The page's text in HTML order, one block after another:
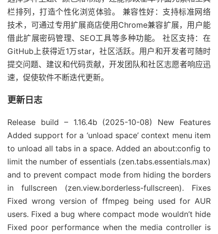
栏排列，打造个性化浏览体验。 兼容性好：支持标准网络
技术，可通过专用扩展商店使用Chrome兼容扩展，用户能
借此扩展密码管理、SEO工具等多种功能。 社区支持：在
GitHub上获得近1万star，社区活跃。用户和开发者可随时
提交问题、建议和代码贡献，开发团队和社区志愿者响应迅
速，促使软件不断迭代更新。
更新日志
Release build – 1.16.4b (2025-10-08) New Features
Added support for a ‘unload space’ context menu item
to unload all tabs in a space. Added an about:config to
limit the number of essentials (zen.tabs.essentials.max)
and to prevent compact mode from hiding the borders
in fullscreen (zen.view.borderless-fullscreen). Fixes
Fixed wrong version of ffmpeg being used for AUR
users. Fixed a bug where compact mode wouldn’t hide
Fixed poor performance when the media controller is